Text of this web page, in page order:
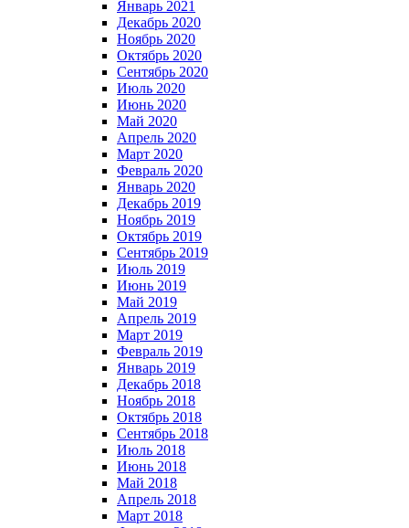
Январь 2021
Декабрь 2020
Ноябрь 2020
Октябрь 2020
Сентябрь 2020
Июль 2020
Июнь 2020
Май 2020
Апрель 2020
Март 2020
Февраль 2020
Январь 2020
Декабрь 2019
Ноябрь 2019
Октябрь 2019
Сентябрь 2019
Июль 2019
Июнь 2019
Май 2019
Апрель 2019
Март 2019
Февраль 2019
Январь 2019
Декабрь 2018
Ноябрь 2018
Октябрь 2018
Сентябрь 2018
Июль 2018
Июнь 2018
Май 2018
Апрель 2018
Март 2018